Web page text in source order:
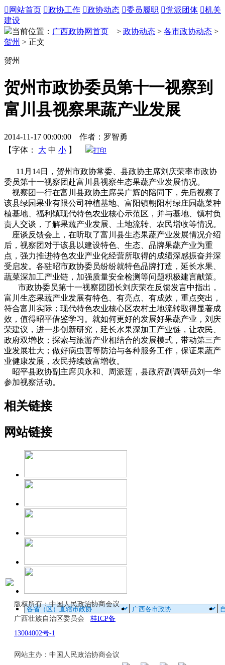
 网站首页 政协工作 政协动态 委员履职 党派团体 机关
建设
当前位置： 广西政协网首页 > 政协动态 > 各市政协动态 >
贺州 > 正文
贺州
贺州市政协委员第十一视察到
富川县视察果蔬产业发展
2014-11-17 00:00:00 作者：罗智勇
【字体：
大 中 小 】 打印
11月14日，贺州市政协常委、县政协主席刘庆荣率市政协
委员第十一视察团赴富川县视察生态果蔬产业发展情况。
视察团一行在富川县政协主席吴广辉的陪同下，先后视察了
该县绿园果业有限公司种植基地、富阳镇朝阳村绿庄园蔬菜种
植基地、福利镇现代特色农业核心示范区，并与基地、镇村负
责人交谈，了解果蔬产业发展、土地流转、农民增收等情况。
座谈反馈会上，在听取了富川县生态果蔬产业发展情况介绍
后，视察团对于该县以建设特色、生态、品牌果蔬产业为重
点，强力推进特色农业产业化经营所取得的成绩深感振奋并深
受启发。各驻昭市政协委员纷纷就特色品牌打造，延长水果、
蔬菜深加工产业链，加强质量安全检测等问题积极建言献策。
市政协委员第十一视察团团长刘庆荣在反馈发言中指出，
富川生态果蔬产业发展有特色、有亮点、有成效，重点突出，
符合富川实际；现代特色农业核心区农村土地流转取得显著成
效，值得昭平借鉴学习。就如何更好的发展好果蔬产业，刘庆
荣建议，进一步创新研究，延长水果深加工产业链，让农民、
政府双增收；探索与旅游产业相结合的发展模式，带动第三产
业发展壮大；做好病虫害等防治与各种服务工作，保证果蔬产
业健康发展，农民持续致富增收。
昭平县政协副主席贝永和、周派莲，县政府副调研员刘一华
参加视察活动。
相关链接
网站链接
版权所有：中国人民政治协商会议
广西壮族自治区委员会 桂ICP备
13004002号-1
网站主办：中国人民政治协商会议